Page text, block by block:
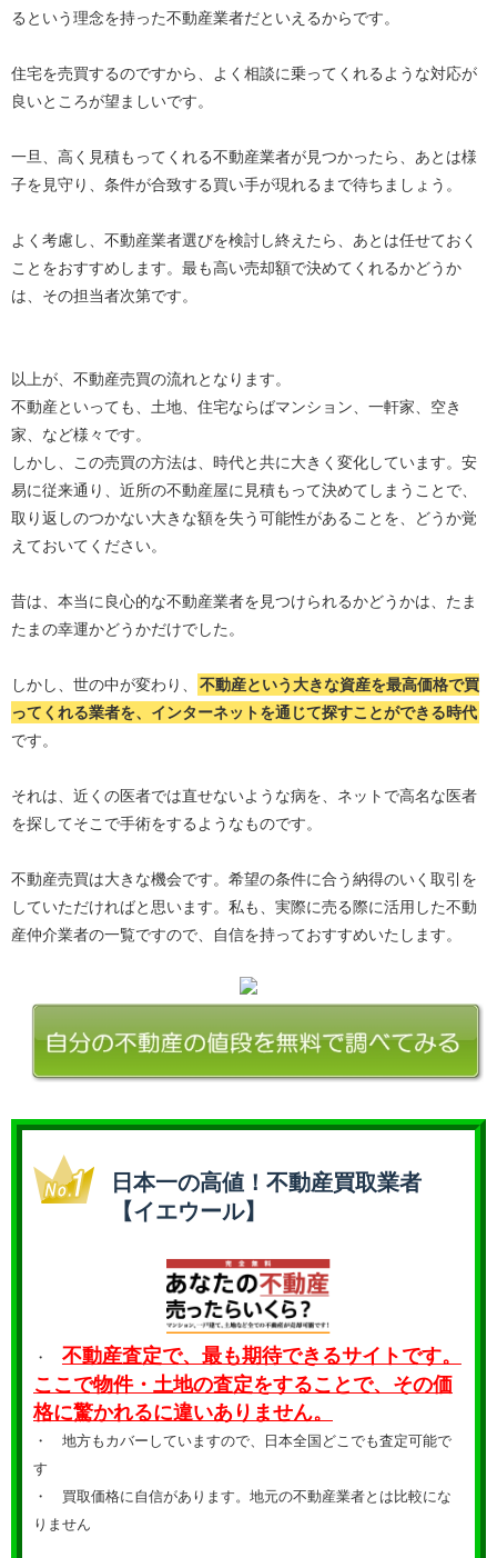
るという理念を持った不動産業者だといえるからです。
住宅を売買するのですから、よく相談に乗ってくれるような対応が
良いところが望ましいです。
一旦、高く見積もってくれる不動産業者が見つかったら、あとは様
子を見守り、条件が合致する買い手が現れるまで待ちましょう。
よく考慮し、不動産業者選びを検討し終えたら、あとは任せておく
ことをおすすめします。最も高い売却額で決めてくれるかどうか
は、その担当者次第です。
以上が、不動産売買の流れとなります。
不動産といっても、土地、住宅ならばマンション、一軒家、空き
家、など様々です。
しかし、この売買の方法は、時代と共に大きく変化しています。安
易に従来通り、近所の不動産屋に見積もって決めてしまうことで、
取り返しのつかない大きな額を失う可能性があることを、どうか覚
えておいてください。
昔は、本当に良心的な不動産業者を見つけられるかどうかは、たま
たまの幸運かどうかだけでした。
しかし、世の中が変わり、
不動産という大きな資産を最高価格で買
ってくれる業者を、インターネットを通じて探すことができる時代
です。
それは、近くの医者では直せないような病を、ネットで高名な医者
を探してそこで手術をするようなものです。
不動産売買は大きな機会です。希望の条件に合う納得のいく取引を
していただければと思います。私も、実際に売る際に活用した不動
産仲介業者の一覧ですので、自信を持っておすすめいたします。
日本一の高値！不動産買取業者
【イエウール】
・ 不動産査定で、最も期待できるサイトです。
ここで物件・土地の査定をすることで、その価
格に驚かれるに違いありません。
・ 地方もカバーしていますので、日本全国どこでも査定可能で
す
・ 買取価格に自信があります。地元の不動産業者とは比較にな
りません